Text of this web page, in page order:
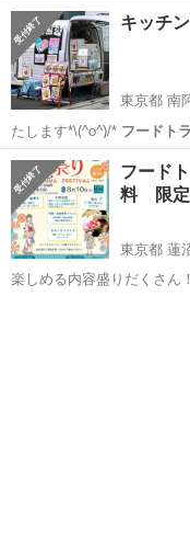
広島 福山市
キッチ
東京都 南
たします*\(^o^)/*‌‌ フードト
東京 杉並区 南阿
フード
料 限定
東京都 蓮